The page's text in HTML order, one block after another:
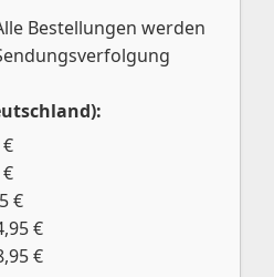
Bestellungen werden
€
€
€